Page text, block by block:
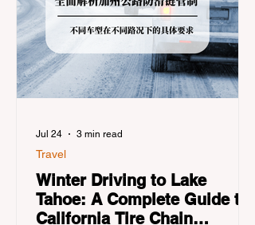
Winter Driving to Lake
Tahoe: A Complete Guide to
California Tire Chain
Travel
Jul 24 3 min read